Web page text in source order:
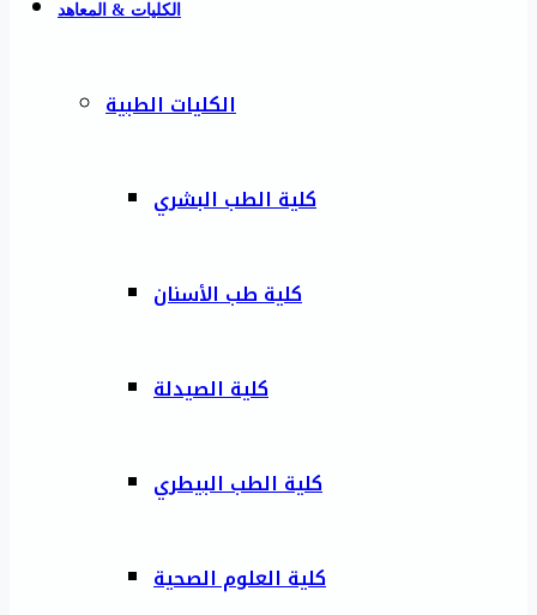
الكليات & المعاهد
الكليات الطبية
كلية الطب البشري
كلية طب الأسنان
كلية الصيدلة
كلية الطب البيطري
كلية العلوم الصحية